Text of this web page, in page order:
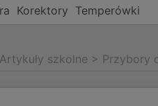
Korektory Temperówki
Artykuły szkolne > Przybory